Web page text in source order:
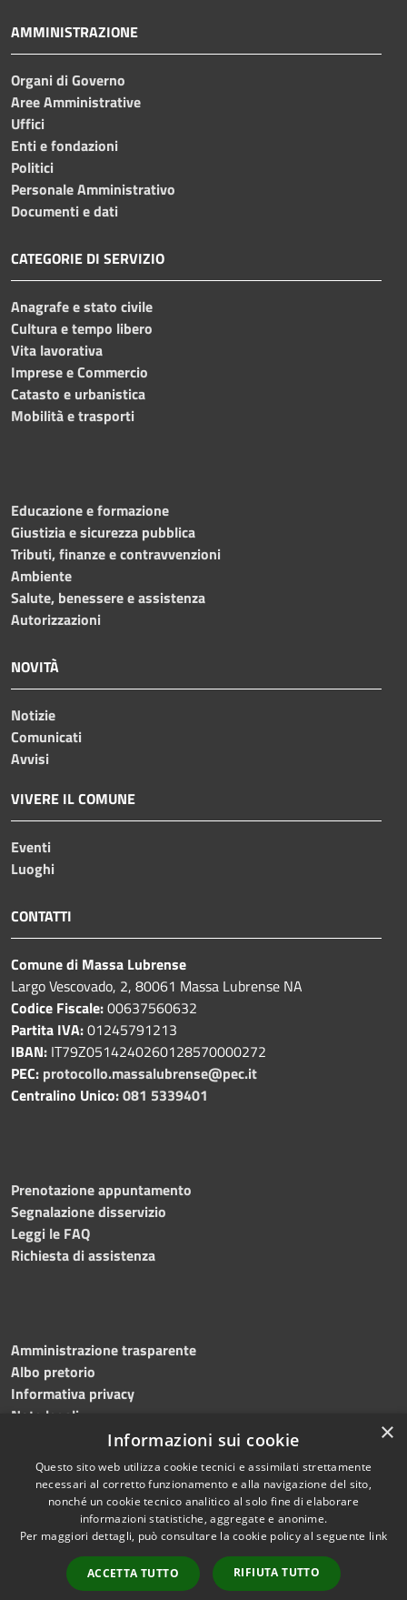
AMMINISTRAZIONE
Organi di Governo
Aree Amministrative
Uffici
Enti e fondazioni
Politici
Personale Amministrativo
Documenti e dati
CATEGORIE DI SERVIZIO
Anagrafe e stato civile
Cultura e tempo libero
Vita lavorativa
Imprese e Commercio
Catasto e urbanistica
Mobilità e trasporti
Educazione e formazione
Giustizia e sicurezza pubblica
Tributi, finanze e contravvenzioni
Ambiente
Salute, benessere e assistenza
Autorizzazioni
NOVITÀ
Notizie
Comunicati
Avvisi
VIVERE IL COMUNE
Eventi
Luoghi
CONTATTI
Comune di Massa Lubrense
Largo Vescovado, 2, 80061 Massa Lubrense NA
Codice Fiscale:00637560632
Partita IVA:01245791213
IBAN: IT79Z0514240260128570000272
PEC: protocollo.massalubrense@pec.it
Centralino Unico:081 5339401
Prenotazione appuntamento
Segnalazione disservizio
Leggi le FAQ
Richiesta di assistenza
Amministrazione trasparente
Albo pretorio
Informativa privacy
Note legali
Dichiarazione di accessibilità
Accessibilità
Copyright © 2023
•Comune di Massa
Lubrense • Powered
byMunicipium•Redazione
×
Informazioni sui cookie
Questo sito web utilizza cookie tecnici e assimilati strettamente
necessari al corretto funzionamento e alla navigazione del sito,
nonché un cookie tecnico analitico al solo fine di elaborare
informazioni statistiche, aggregate e anonime.
Per maggiori dettagli, può consultare la cookie policy al seguente link
ACCETTA TUTTO RIFIUTA TUTTO